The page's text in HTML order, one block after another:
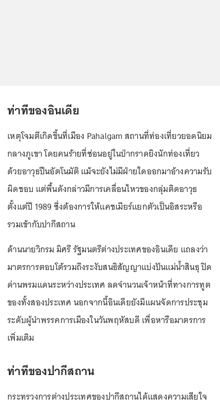
ท่าทีของอินเดีย
เหตุโจมตีเกิดขึ้นที่เมือง Pahalgam สถานที่ท่องเที่ยวยอดนิยม
กลางภูเขา โดยคนร้ายที่ซ่อนอยู่ในป่ากราดยิงนักท่องเที่ยว
ด้วยอาวุธปืนอัตโนมัติ แม้จะยังไม่มีฝ่ายใดออกมาอ้างความรับ
ผิดชอบ แต่พื้นดังกล่าวมีการเคลื่อนไหวของกลุ่มติดอาวุธ
ตั้งแต่ปี 1989 ซึ่งต้องการให้แคชเมียร์แยกตัวเป็นอิสระหรือ
รวมเข้ากับปากีสถาน
ด้านนายวิกรม มิศรี รัฐมนตรีต่างประเทศของอินเดีย แถลงว่า
มาตรการตอบโต้รวมถึงระงับสนธิสัญญาแบ่งปันแม่น้ำสินธุ ปิด
ด่านพรมแดนระหว่างประเทศ ลดจำนวนเจ้าหน้าที่ทางการทูต
ของทั้งสองประเทศ นอกจากนี้อินเดียยังมีแผนจัดการประชุม
ระดับผู้นำพรรคการเมืองในวันพฤหัสบดี เพื่อหารือมาตรการ
เพิ่มเติม
ท่าทีของปากีสถาน
กระทรวงการต่างประเทศของปากีสถานได้แสดงความเสียใจ